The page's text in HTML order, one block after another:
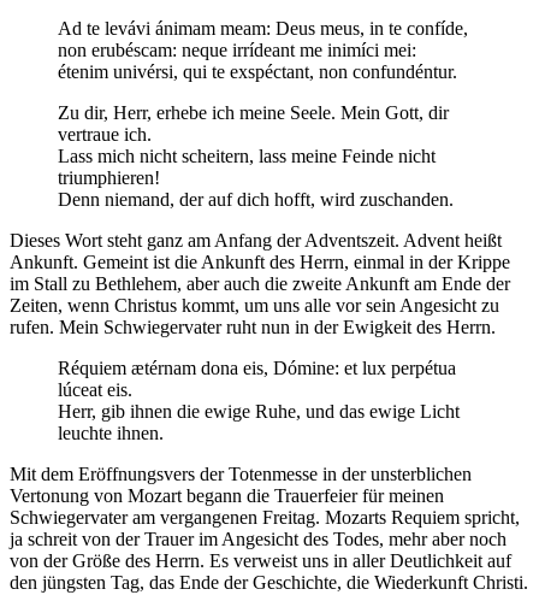
Ad te levávi ánimam meam: Deus meus, in te confíde,
non erubéscam: neque irrídeant me inimíci mei:
étenim univérsi, qui te exspéctant, non confundéntur.
Zu dir, Herr, erhebe ich meine Seele. Mein Gott, dir
vertraue ich.
Lass mich nicht scheitern, lass meine Feinde nicht
triumphieren!
Denn niemand, der auf dich hofft, wird zuschanden.
Dieses Wort steht ganz am Anfang der Adventszeit. Advent heißt
Ankunft. Gemeint ist die Ankunft des Herrn, einmal in der Krippe
im Stall zu Bethlehem, aber auch die zweite Ankunft am Ende der
Zeiten, wenn Christus kommt, um uns alle vor sein Angesicht zu
rufen. Mein Schwiegervater ruht nun in der Ewigkeit des Herrn.
Réquiem ætérnam dona eis, Dómine: et lux perpétua
lúceat eis.
Herr, gib ihnen die ewige Ruhe, und das ewige Licht
leuchte ihnen.
Mit dem Eröffnungsvers der Totenmesse in der unsterblichen
Vertonung von Mozart begann die Trauerfeier für meinen
Schwiegervater am vergangenen Freitag. Mozarts Requiem spricht,
ja schreit von der Trauer im Angesicht des Todes, mehr aber noch
von der Größe des Herrn. Es verweist uns in aller Deutlichkeit auf
den jüngsten Tag, das Ende der Geschichte, die Wiederkunft Christi.